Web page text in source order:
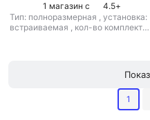
1 магазин с 4.5+
Тип: полноразмерная , установка:
встраиваемая , кол-во комплектов
энергопотребление за цикл: 0.64
управление: электронное
уровень шума:
1